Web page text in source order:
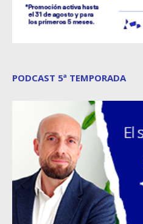
PODCAST 5ª TEMPORADA